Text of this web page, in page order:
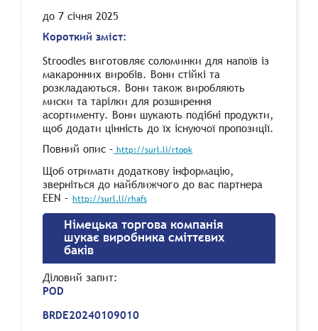
до 7 січня 2025
Короткий зміст:
Stroodles виготовляє соломинки для напоїв із
макаронних виробів. Вони стійкі та
розкладаються. Вони також виробляють
миски та тарілки для розширення
асортименту. Вони шукають подібні продукти,
щоб додати цінність до їх існуючої пропозиції.
Повний опис – http://surl.li/rtopk
Щоб отримати додаткову інформацію,
зверніться до найближчого до вас партнера
EEN – http://surl.li/rhafs
Німецька торгова компанія
шукає виробника сміттєвих
баків
Діловий запит:
POD
BRDE20240109010